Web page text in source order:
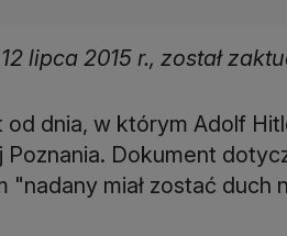
lipca 2015 r., został
od dnia, w którym Adolf
Dokument
"nadany miał zostać